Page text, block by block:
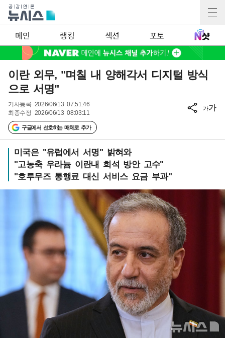
메인 랭킹 섹션 포토
이란 외무, "며칠 내 양해각서 디지털 방식
으로 서명"
기사등록 2026/06/13 07:51:46
최종수정 2026/06/13 08:03:11
구글에서 선호하는 매체로 추가
가가
미국은 "유럽에서 서명" 밝혀와
"고농축 우라늄 이란내 희석 방안 고수"
"호루무즈 통행료 대신 서비스 요금 부과"